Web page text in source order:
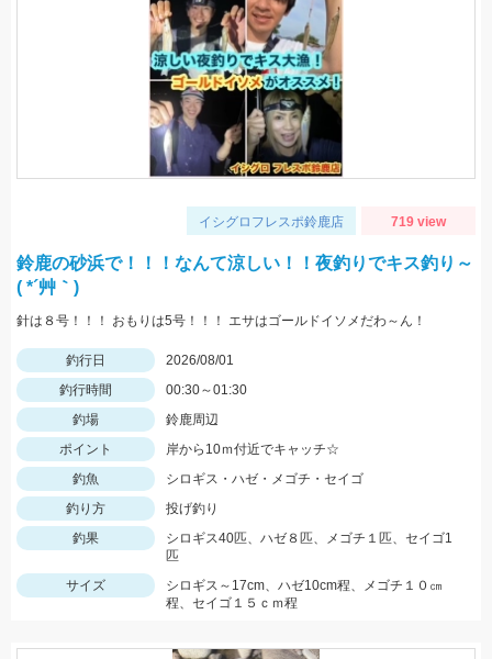
イシグロフレスポ鈴鹿店 719 view
鈴鹿の砂浜で！！！なんて涼しい！！夜釣りでキス釣り～
( *´艸｀)
針は８号！！！ おもりは5号！！！ エサはゴールドイソメだわ～ん！
釣行日
2026/08/01
釣行時間
00:30～01:30
釣場
鈴鹿周辺
ポイント
岸から10ｍ付近でキャッチ☆
釣魚
シロギス・ハゼ・メゴチ・セイゴ
釣り方
投げ釣り
釣果
シロギス40匹、ハゼ８匹、メゴチ１匹、セイゴ1
匹
サイズ
シロギス～17cm、ハゼ10cm程、メゴチ１０㎝
程、セイゴ１５ｃｍ程